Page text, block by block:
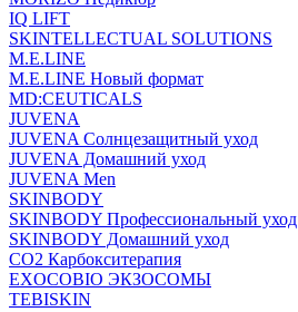
IQ LIFT
SKINTELLECTUAL SOLUTIONS
M.E.LINE
M.E.LINE Новый формат
MD:CEUTICALS
JUVENA
JUVENA Солнцезащитный уход
JUVENA Домашний уход
JUVENA Men
SKINBODY
SKINBODY Профессиональный уход
SKINBODY Домашний уход
CO2 Карбокситерапия
EXOCOBIO ЭКЗОСОМЫ
TEBISKIN